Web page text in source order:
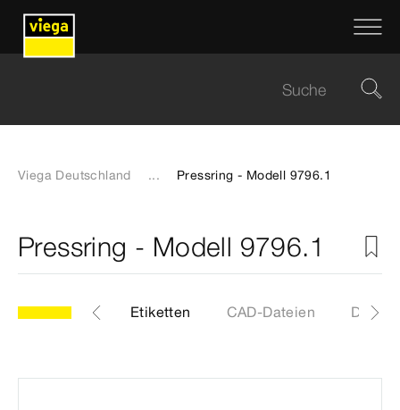
Viega Deutschland ... Pressring - Modell 9796.1
Pressring - Modell 9796.1
Artikel Etiketten CAD-Dateien